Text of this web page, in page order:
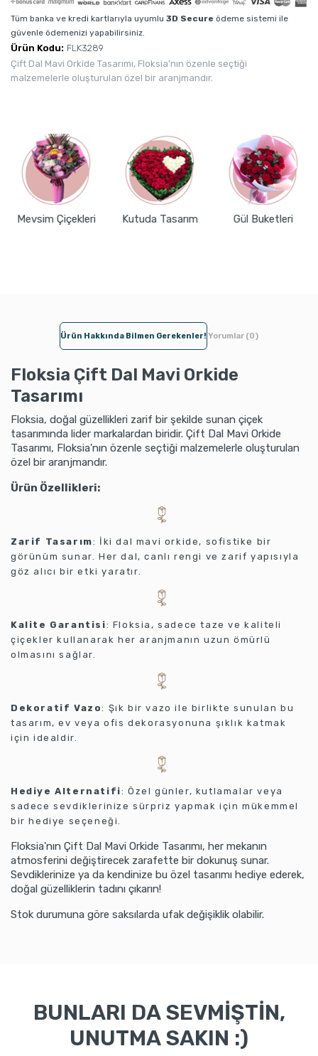
Tüm banka ve kredi kartlarıyla uyumlu 3D Secure ödeme sistemi ile
güvenle ödemenizi yapabilirsiniz.
Ürün Kodu: FLK3289
Çift Dal Mavi Orkide Tasarımı, Floksia'nın özenle seçtiği
malzemelerle oluşturulan özel bir aranjmandır.
Mevsim Çiçekleri Kutuda Tasarım Gül Buketleri
Ürün Hakkında Bilmen Gerekenler! Yorumlar (0)
Floksia Çift Dal Mavi Orkide
Tasarımı
Floksia, doğal güzellikleri zarif bir şekilde sunan çiçek
tasarımında lider markalardan biridir. Çift Dal Mavi Orkide
Tasarımı, Floksia'nın özenle seçtiği malzemelerle oluşturulan
özel bir aranjmandır.
Ürün Özellikleri:
Zarif Tasarım: İki dal mavi orkide, sofistike bir
görünüm sunar. Her dal, canlı rengi ve zarif yapısıyla
göz alıcı bir etki yaratır.
Kalite Garantisi: Floksia, sadece taze ve kaliteli
çiçekler kullanarak her aranjmanın uzun ömürlü
olmasını sağlar.
Dekoratif Vazo: Şık bir vazo ile birlikte sunulan bu
tasarım, ev veya ofis dekorasyonuna şıklık katmak
için idealdir.
Hediye Alternatifi: Özel günler, kutlamalar veya
sadece sevdiklerinize sürpriz yapmak için mükemmel
bir hediye seçeneği.
Floksia'nın Çift Dal Mavi Orkide Tasarımı, her mekanın
atmosferini değiştirecek zarafette bir dokunuş sunar.
Sevdiklerinize ya da kendinize bu özel tasarımı hediye ederek,
doğal güzelliklerin tadını çıkarın!
Stok durumuna göre saksılarda ufak değişiklik olabilir.
BUNLARI DA SEVMİŞTİN,
UNUTMA SAKIN :)